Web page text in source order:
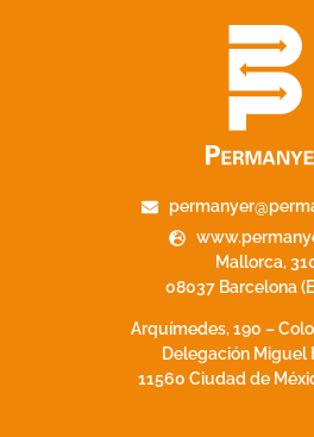
Mallorca,
08037 Barcelona
Arquímedes, 190 –
Delegación Miguel
11560 Ciudad de